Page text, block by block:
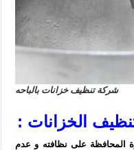
شركة تنظيف خزانات بالباحه
الخزانات :
المحافظة على نظافته و عدم